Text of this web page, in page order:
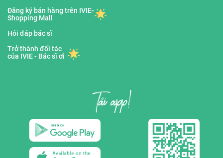
Đăng ký bán hàng trên IVIE-
Shopping Mall
Hỏi đáp bác sĩ
Trở thành đối tác
của IVIE - Bác sĩ ơi